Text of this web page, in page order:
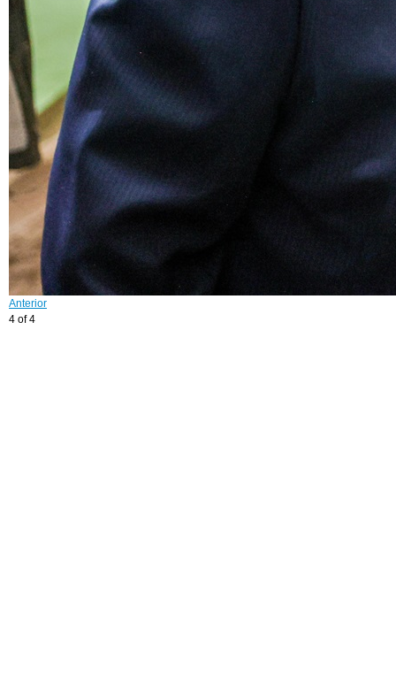
Anterior
4 of 4